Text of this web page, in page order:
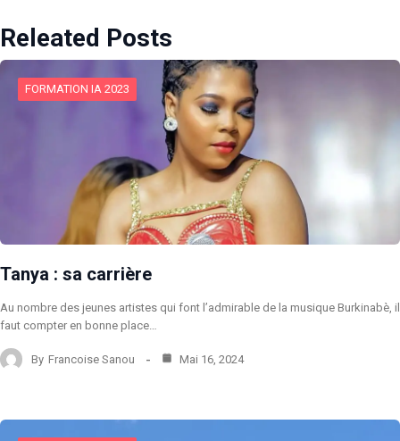
Releated Posts
FORMATION IA 2023
Tanya : sa carrière
Au nombre des jeunes artistes qui font l’admirable de la musique Burkinabè, il
faut compter en bonne place…
By Francoise Sanou Mai 16, 2024